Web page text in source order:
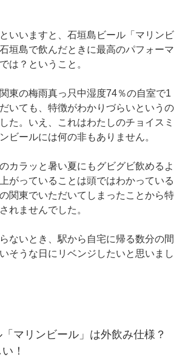
いいますと、石垣島ビール「マリンビ
垣島で飲んだときに最高のパフォーマ
は？ということ。
東の梅雨真っ只中湿度74％の自室で1
いても、特徴がわかりづらいというの
た。いえ、これはわたしのチョイスミ
ビールには何の非もありません。
カラッと暑い夏にもグビグビ飲めるよ
がっていることは頭ではわかっている
関東でいただいてしまったことから特
れませんでした。
ないとき、駅から自宅に帰る数分の間
そうな日にリベンジしたいと思いまし
マリンビール」は外飲み仕様？
！